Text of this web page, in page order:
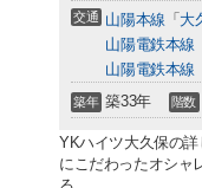
交通 山陽本線 「 大
山陽電鉄本線
山陽電鉄本線
築年 築33年 階数
YKハイツ大久保の
にこだわったオシャ